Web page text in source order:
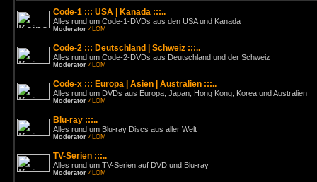
Code-1 ::: USA | Kanada :::..
Alles rund um Code-1-DVDs aus den USA und Kanada
Moderator 4LOM
Code-2 ::: Deutschland | Schweiz :::..
Alles rund um Code-2-DVDs aus Deutschland und der Schweiz
Moderator 4LOM
Code-x ::: Europa | Asien | Australien :::..
Alles rund um DVDs aus Europa, Japan, Hong Kong, Korea und Australien
Moderator 4LOM
Blu-ray :::..
Alles rund um Blu-ray Discs aus aller Welt
Moderator 4LOM
TV-Serien :::..
Alles rund um TV-Serien auf DVD und Blu-ray
Moderator 4LOM